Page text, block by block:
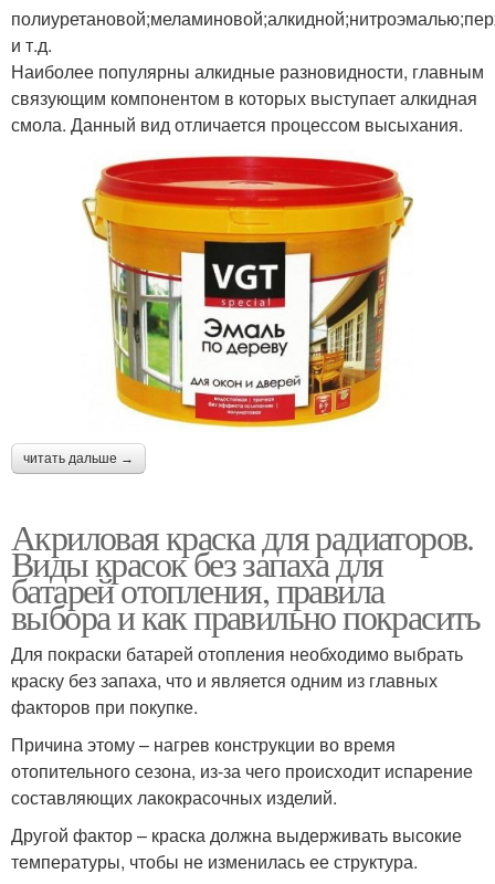
и т.д.
Наиболее популярны алкидные разновидности, главным
связующим компонентом в которых выступает алкидная
смола. Данный вид отличается процессом высыхания.
читать дальше →
Акриловая краска для радиаторов.
Виды красок без запаха для
батарей отопления, правила
выбора и как правильно покрасить
Для покраски батарей отопления необходимо выбрать
краску без запаха, что и является одним из главных
факторов при покупке.
Причина этому – нагрев конструкции во время
отопительного сезона, из-за чего происходит испарение
составляющих лакокрасочных изделий.
Другой фактор – краска должна выдерживать высокие
температуры, чтобы не изменилась ее структура.